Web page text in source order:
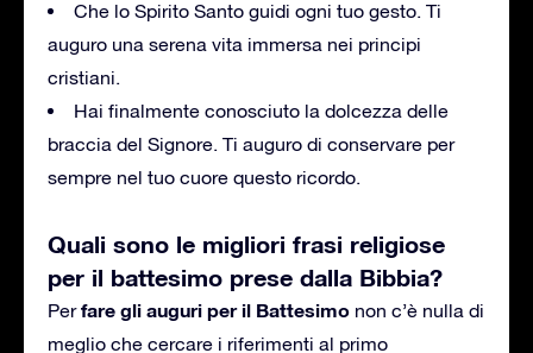
Che lo Spirito Santo guidi ogni tuo gesto. Ti
auguro una serena vita immersa nei principi
cristiani.
Hai finalmente conosciuto la dolcezza delle
braccia del Signore. Ti auguro di conservare per
sempre nel tuo cuore questo ricordo.
Quali sono le migliori frasi religiose
per il battesimo prese dalla Bibbia?
Perfare gli auguri per il Battesimo non c’è nulla di
meglio che cercare i riferimenti al primo